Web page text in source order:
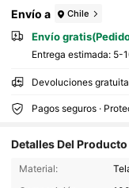
Envío a Chile
Envío
Entrega estimada: 5-
Devoluciones
Pagos seguros ·
Detalles Del Producto
Material: